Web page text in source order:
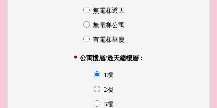
無電梯透天
無電梯公寓
有電梯華廈
＊ 公寓樓層/透天總樓層：
1樓
2樓
3樓